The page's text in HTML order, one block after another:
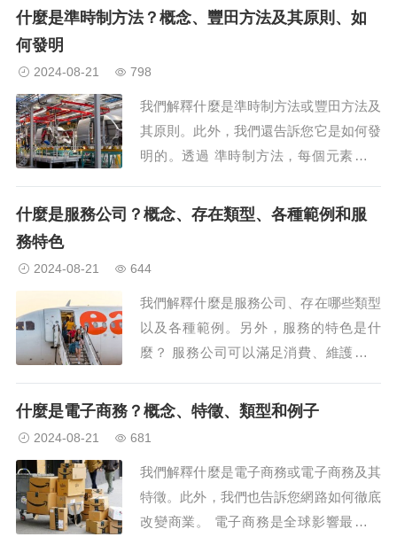
負責專案、業務或計劃的管理，即負責其
什麼是準時制方法？概念、豐田方法及其原則、如
何發明
2024-08-21 798
我們解釋什麼是準時制方法或豐田方法及
其原則。此外，我們還告訴您它是如何發
明的。透過 準時制方法，每個元素都能
制方法？準時生產法（JIT）或豐田法是
這...
什麼是服務公司？概念、存在類型、各種範例和服
務特色
2024-08-21 644
我們解釋什麼是服務公司、存在哪些類型
以及各種範例。另外，服務的特色是什
麼？ 服務公司可以滿足消費、維護或運
一種營利組織，為客戶提供無形商品以滿
什麼是電子商務？概念、特徵、類型和例子
2024-08-21 681
我們解釋什麼是電子商務或電子商務及其
特徵。此外，我們也告訴您網路如何徹底
改變商業。 電子商務是全球影響最大的